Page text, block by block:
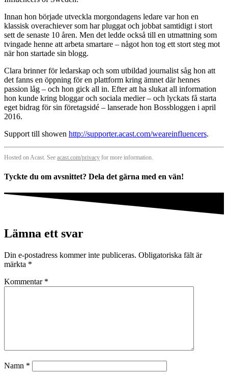
Innan hon började utveckla morgondagens ledare var hon en
klassisk overachiever som har pluggat och jobbat samtidigt i stort
sett de senaste 10 åren. Men det ledde också till en utmattning som
tvingade henne att arbeta smartare – något hon tog ett stort steg mot
när hon startade sin blogg.
Clara brinner för ledarskap och som utbildad journalist såg hon att
det fanns en öppning för en plattform kring ämnet där hennes
passion låg – och hon gick all in. Efter att ha slukat all information
hon kunde kring bloggar och sociala medier – och lyckats få starta
eget bidrag för sin företagsidé – lanserade hon Bossbloggen i april
2016.
Support till showen http://supporter.acast.com/weareinfluencers.
Hosted on Acast. See acast.com/privacy for more information.
Tyckte du om avsnittet? Dela det gärna med en vän!
Lämna ett svar
Din e-postadress kommer inte publiceras. Obligatoriska fält är
märkta *
Kommentar *
Namn *